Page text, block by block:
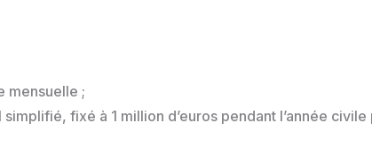
mensuelle ;
fixé à 1 million d’euros pendant l’année